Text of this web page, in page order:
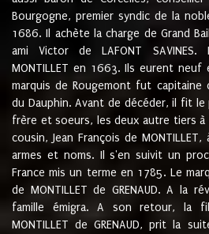
Bourgogne, premier syndic de la
1686. Il achète la charge de Grand
ami Victor de LAFONT
MONTILLET en 1663. Ils eurent neuf
marquis de Rougemont fut capitaine
du Dauphin. Avant de décéder, il fit
frère et soeurs, les deux autre tiers à
cousin, Jean François de
armes et noms. Il s'en suivit un
France mis un terme en 1785. Le
de MONTILLET de GRENAUD. A la
famille émigra. A son retour, la
MONTILLET de GRENAUD, prit la